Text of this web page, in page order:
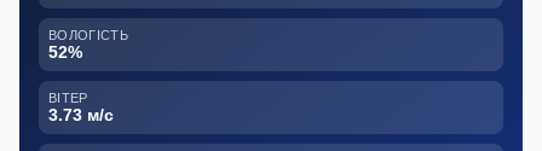
ВОЛОГІСТЬ
52%
ВІТЕР
3.73 м/с